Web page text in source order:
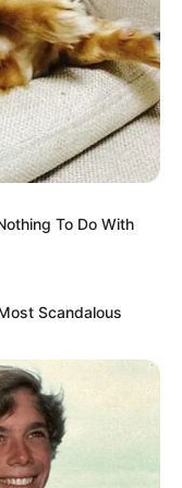
in einem
unseren Seiten
Unterkunft in einer
Als Hilfe dienen
die
Stadtplan bzw.
To Do With
Scandalous